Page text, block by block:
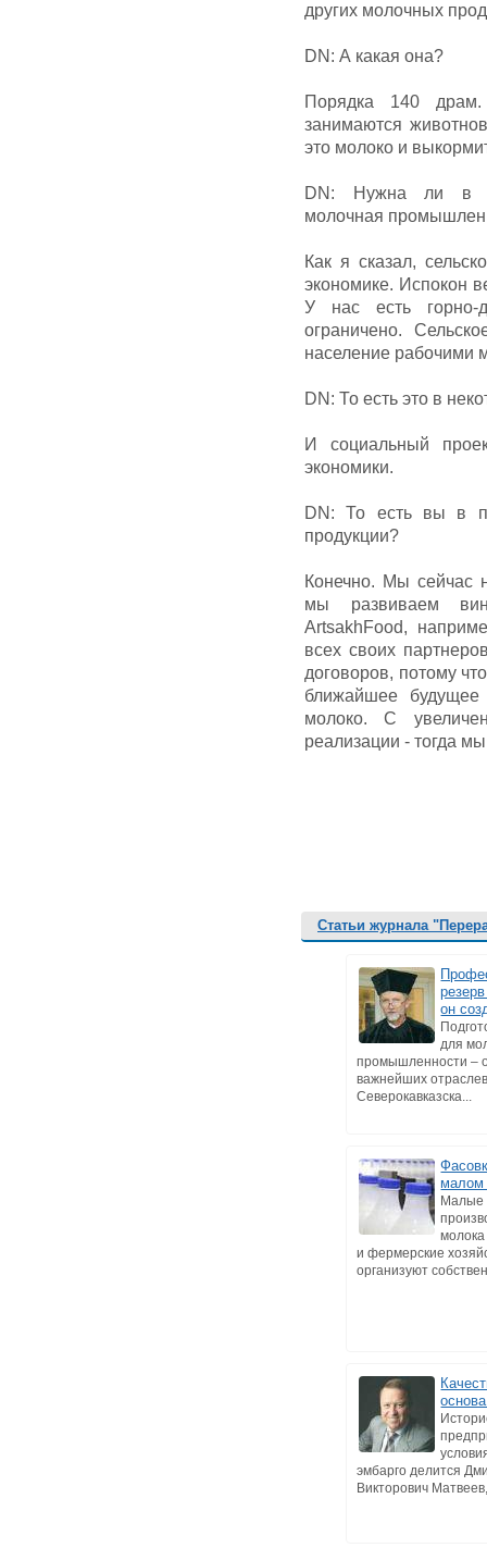
других молочных
DN: А какая она?
Порядка 140
занимаются
это молоко и
DN: Нужна ли в
молочная
Как я сказал,
экономике. Испокон
У нас есть горно-
ограничено.
население рабочими
DN: То есть это в
И социальный
экономики.
DN: То есть вы в
продукции?
Конечно. Мы сейчас
мы развиваем
ArtsakhFood,
всех своих
договоров, потому
ближайшее
молоко. С
реализации - тогда
Статьи журнала
он
для
промышленности –
важнейших
Северокавказска...
малом
Малые
молока
и фермерские
организуют
эмбарго делится
Викторович